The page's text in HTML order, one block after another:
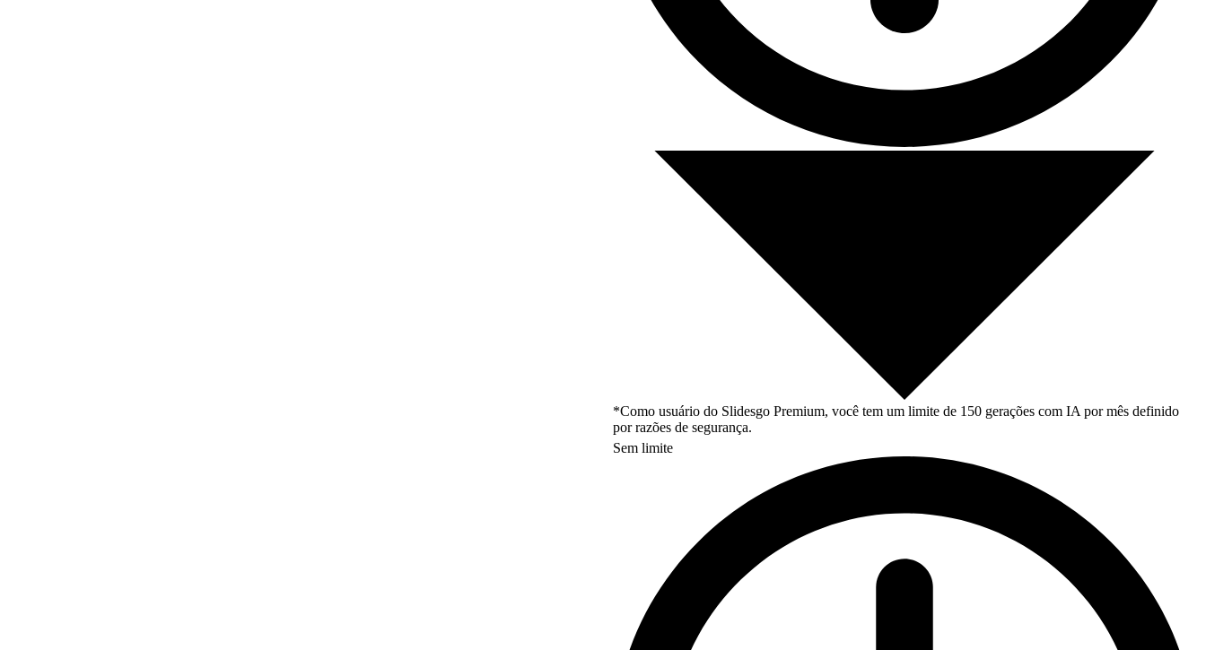
*Como usuário do Slidesgo Premium, você tem um limite de 150 gerações com IA por mês definido
por razões de segurança.
Sem limite